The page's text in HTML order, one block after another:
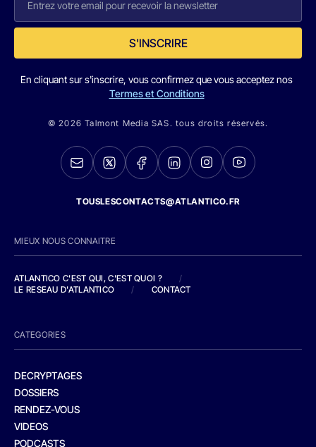
S'INSCRIRE
En cliquant sur s'inscrire, vous confirmez que vous acceptez nos
Termes et Conditions
© 2026 Talmont Media SAS. tous droits réservés.
TOUSLESCONTACTS@ATLANTICO.FR
MIEUX NOUS CONNAITRE
ATLANTICO C'EST QUI, C'EST QUOI ?
/
LE RESEAU D'ATLANTICO
/ CONTACT
CATEGORIES
DECRYPTAGES
DOSSIERS
RENDEZ-VOUS
VIDEOS
PODCASTS